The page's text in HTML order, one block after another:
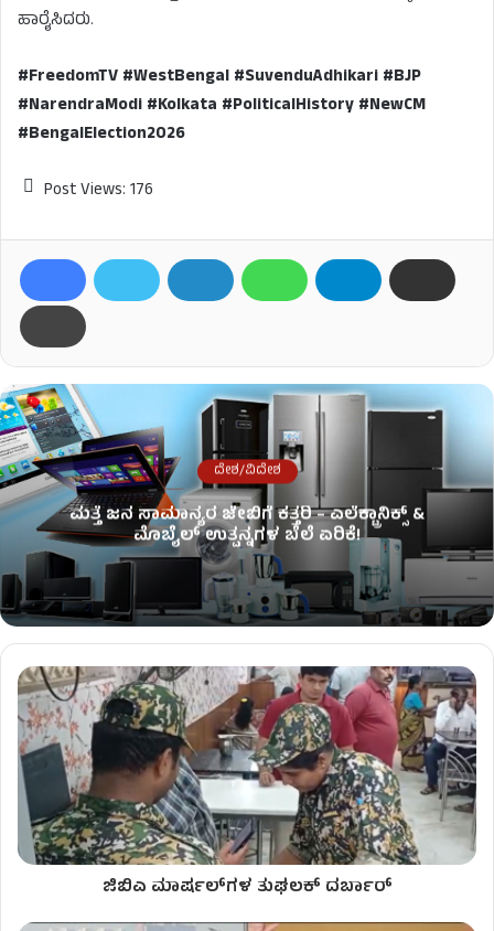
ಹಾರೈಸಿದರು.
#FreedomTV #WestBengal #SuvenduAdhikari #BJP
#NarendraModi #Kolkata #PoliticalHistory #NewCM
#BengalElection2026
Post Views: 176
ದೇಶ/ವಿದೇಶ
ಮತ್ತೆ ಜನ ಸಾಮಾನ್ಯರ ಜೇಬಿಗೆ ಕತ್ತರಿ – ಎಲೆಕ್ಟ್ರಾನಿಕ್ಸ್ &
ಮೊಬೈಲ್ ಉತ್ಪನ್ನಗಳ ಬೆಲೆ ಏರಿಕೆ!
ಜಿಬಿಎ ಮಾರ್ಷಲ್‌ಗಳ ತುಘಲಕ್ ದರ್ಬಾರ್‌